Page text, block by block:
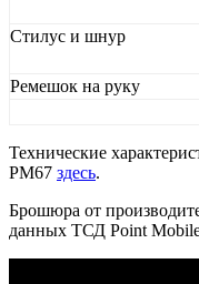
Стилус и шнур
Ремешок на руку
Технические
PM67 здесь.
Брошюра от
данных ТСД Point